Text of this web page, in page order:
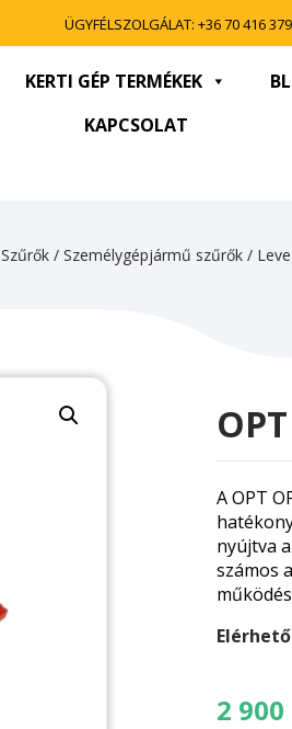
ÜGYFÉLSZOLGÁLAT: +36 70 416
KERTI GÉP TERMÉKEK
KAPCSOLAT
Szűrők / Személygépjármű szűrők /
A OPT
nyújtva
számos
2 900